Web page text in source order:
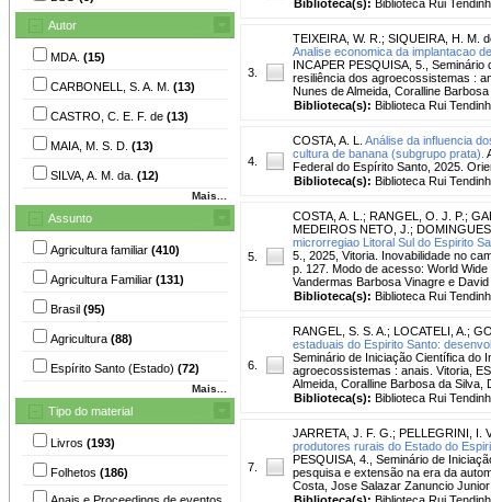
Autor
MDA. (15)
CARBONELL, S. A. M. (13)
CASTRO, C. E. F. de (13)
MAIA, M. S. D. (13)
SILVA, A. M. da. (12)
Mais...
Assunto
Agricultura familiar (410)
Agricultura Familiar (131)
Brasil (95)
Agricultura (88)
Espírito Santo (Estado) (72)
Mais...
Tipo do material
Livros (193)
Folhetos (186)
Anais e Proceedings de eventos
Biblioteca(s): Biblioteca Rui
3.
TEIXEIRA, W. R. ; SIQUEIRA, H. M.
Analise economica da implantacao
INCAPER PESQUISA, 5.,
resiliência dos agroecossistemas :
Nunes de Almeida, Coralline
Biblioteca(s): Biblioteca Rui
4.
COSTA, A. L.
Análise da influencia
cultura de banana (subgrupo prata).
Federal do Espírito Santo, 2025.
Biblioteca(s): Biblioteca Rui
5.
COSTA, A. L. ; RANGEL, O. J. P. ;
MEDEIROS NETO, J. ;
microrregiao Litoral Sul do Espirito
5., 2025, Vitoria. Inovabilidade no
p. 127. Modo de acesso: World
Vandermas Barbosa Vinagre e
Biblioteca(s): Biblioteca Rui
6.
RANGEL, S. S. A. ; LOCATELI, A. ;
estaduais do Espirito Santo:
Seminário de Iniciação Científica do
agroecossistemas : anais. Vitoria,
Almeida, Coralline Barbosa da
Biblioteca(s): Biblioteca Rui
7.
JARRETA, J. F. G. ; PELLEGRINI, I.
produtores rurais do Estado do
PESQUISA, 4., Seminário de
pesquisa e extensão na era da
Costa, Jose Salazar Zanuncio
Biblioteca(s): Biblioteca Rui